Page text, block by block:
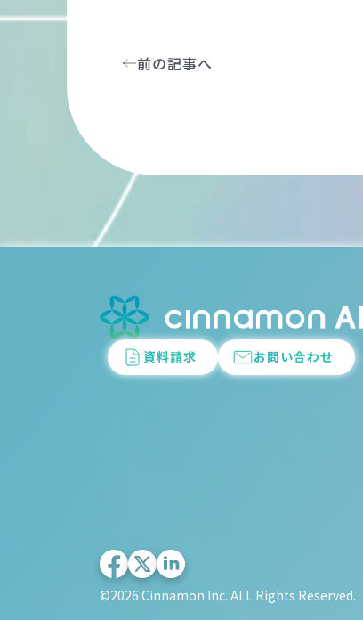
前の記事へ
資料請求 お問い合わせ
©︎2026 Cinnamon Inc. ALL Rights Reserved.